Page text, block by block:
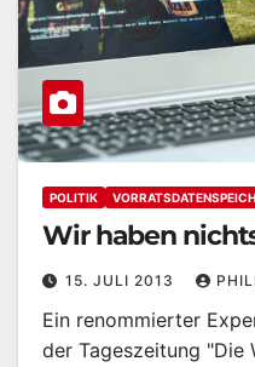
POLITIK
Wir haben
15. JULI 2013
Ein renommierter
der Tageszeitung "Die